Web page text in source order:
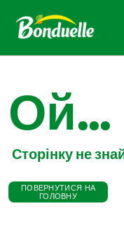
Ой...
Сторінку не
ПОВЕРНУТИСЯ НА
ГОЛОВНУ